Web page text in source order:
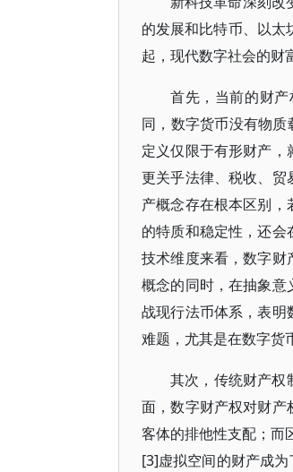
的发展和比特币、以
起，现代数字社会的财
首先，当前的财
同，数字货币没有物
定义仅限于有形财产，
更关乎法律、税收、
产概念存在根本区别
的特质和稳定性，还
技术维度来看，数字财
概念的同时，在抽象
战现行法币体系，表明
难题，尤其是在数字货
其次，传统财产权
面，数字财产权对财产
客体的排他性支配；而
[3]虚拟空间的财产成